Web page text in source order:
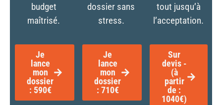
budget
maîtrisé.
Je
lance
mon
dossier
: 590€
dossier sans
stress.
Je
lance
mon
dossier
: 710€
tout jusqu’à
l’acceptation.
Sur
devis -
(à
partir
de :
1040€)